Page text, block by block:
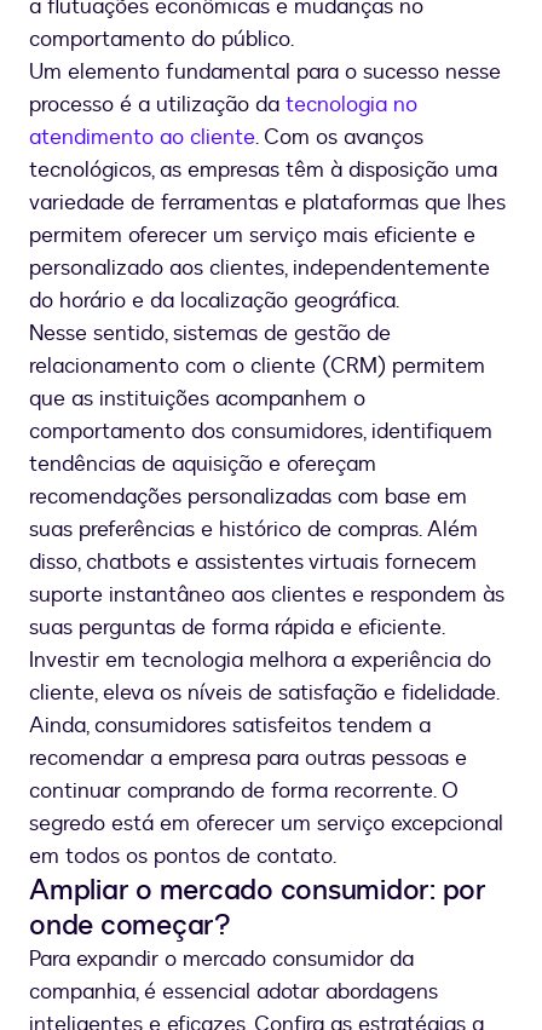
a flutuações econômicas e mudanças no
comportamento do público.
Um elemento fundamental para o sucesso nesse
processo é a utilização da tecnologia no
atendimento ao cliente. Com os avanços
tecnológicos, as empresas têm à disposição uma
variedade de ferramentas e plataformas que lhes
permitem oferecer um serviço mais eficiente e
personalizado aos clientes, independentemente
do horário e da localização geográfica.
Nesse sentido, sistemas de gestão de
relacionamento com o cliente (CRM) permitem
que as instituições acompanhem o
comportamento dos consumidores, identifiquem
tendências de aquisição e ofereçam
recomendações personalizadas com base em
suas preferências e histórico de compras. Além
disso, chatbots e assistentes virtuais fornecem
suporte instantâneo aos clientes e respondem às
suas perguntas de forma rápida e eficiente.
Investir em tecnologia melhora a experiência do
cliente, eleva os níveis de satisfação e fidelidade.
Ainda, consumidores satisfeitos tendem a
recomendar a empresa para outras pessoas e
continuar comprando de forma recorrente. O
segredo está em oferecer um serviço excepcional
em todos os pontos de contato.
Ampliar o mercado consumidor: por
onde começar?
Para expandir o mercado consumidor da
companhia, é essencial adotar abordagens